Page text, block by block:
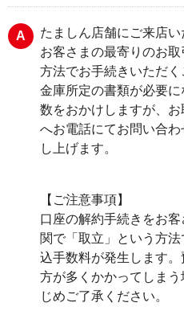
たましん店舗にご来店い
お客さまの最寄りのお
方法でお手続きいただ
金庫所定の書類が必要
数をおかけしますが、
へお電話にてお問い合
し上げます。
【ご注意事項】
口座の解約手続きをお
関で「取立」という方
込手数料が発生します
方が多くかかってしま
じめご了承ください。